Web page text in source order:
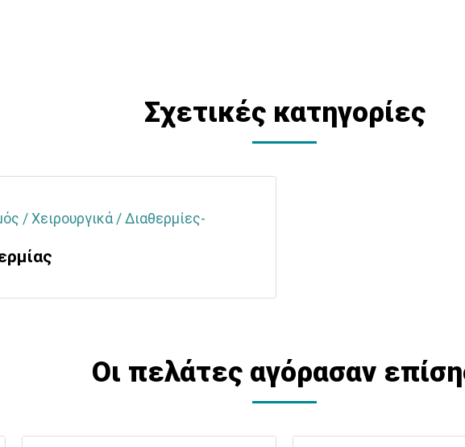
Σχετικές κατηγορίες
/ Χειρουργικά / Διαθερμίες-
Οι πελάτες αγόρασαν